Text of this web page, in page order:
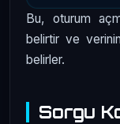
Bu, oturum
belirtir ve
belirler.
Sorgu